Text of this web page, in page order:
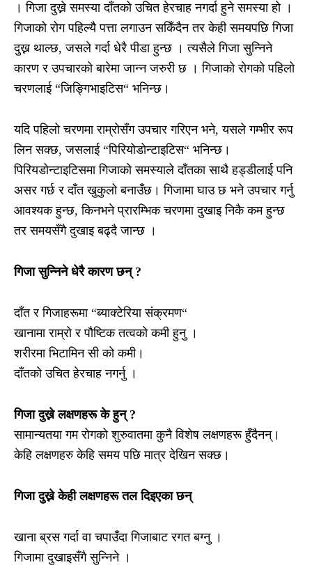
। गिजा दुख्ने समस्या दाँतको उचित हेरचाह नगर्दा हुने समस्या हो ।
गिजाको रोग पहिल्यै पत्ता लगाउन सकिँदैन तर केही समयपछि गिजा
दुख्न थाल्छ, जसले गर्दा धेरै पीडा हुन्छ । त्यसैले गिजा सुन्निने
कारण र उपचारको बारेमा जान्न जरुरी छ । गिजाको रोगको पहिलो
चरणलाई “जिङ्गिभाइटिस“ भनिन्छ।
यदि पहिलो चरणमा राम्रोसँग उपचार गरिएन भने, यसले गम्भीर रूप
लिन सक्छ, जसलाई “पिरियोडोन्टाइटिस“ भनिन्छ।
पिरियडोन्टाइटिसमा गिजाको समस्याले दाँतका साथै हड्डीलाई पनि
असर गर्छ र दाँत खुकुलो बनाउँछ। गिजामा घाउ छ भने उपचार गर्नु
आवश्यक हुन्छ, किनभने प्रारम्भिक चरणमा दुखाइ निकै कम हुन्छ
तर समयसँगै दुखाइ बढ्दै जान्छ ।
गिजा सुन्निने धेरै कारण छन् ?
दाँत र गिजाहरूमा “ब्याक्टेरिया संक्रमण“
खानामा राम्रो र पौष्टिक तत्वको कमी हुनु ।
शरीरमा भिटामिन सी को कमी।
दाँतको उचित हेरचाह नगर्नु ।
गिजा दुख्ने लक्षणहरू के हुन् ?
सामान्यतया गम रोगको शुरुवातमा कुनै विशेष लक्षणहरू हुँदैनन्।
केहि लक्षणहरु केहि समय पछि मात्र देखिन सक्छ।
गिजा दुख्ने केही लक्षणहरू तल दिइएका छन्
खाना ब्रस गर्दा वा चपाउँदा गिजाबाट रगत बग्नु ।
गिजामा दुखाइसँगै सुन्निने ।